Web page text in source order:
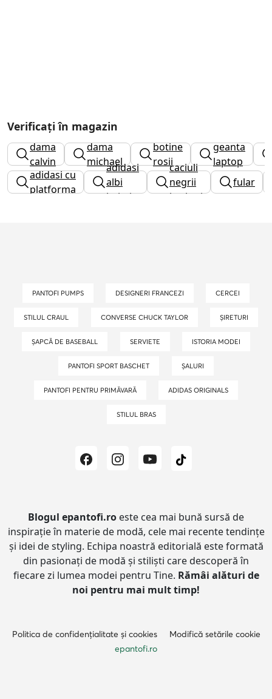
Verificați în magazin
ghete
dama
calvin
klein
ceas
dama
michael
kors
botine
rosii
geanta
laptop
adidasi cu
platforma
adidasi
albi
baieti
caciuli
negrii
barbati
fular
PANTOFI PUMPS DESIGNERI FRANCEZI CERCEI
STILUL CRAUL CONVERSE CHUCK TAYLOR ȘIRETURI
ȘAPCĂ DE BASEBALL SERVIETE ISTORIA MODEI
PANTOFI SPORT BASCHET ȘALURI
PANTOFI PENTRU PRIMĂVARĂ ADIDAS ORIGINALS
STILUL BRAS
Blogul epantofi.ro este cea mai bună sursă de
inspirație în materie de modă, cele mai recente tendințe
și idei de styling. Echipa noastră editorială este formată
din pasionați de modă și stiliști care descoperă în
fiecare zi lumea modei pentru Tine. Rămâi alături de
noi pentru mai mult timp!
Politica de confidențialitate și cookies
Modifică setările cookie
epantofi.ro